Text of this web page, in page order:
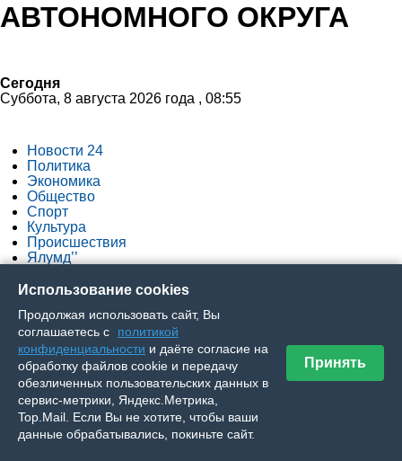
АВТОНОМНОГО ОКРУГА
Сегодня
Суббота, 8 августа 2026 года , 08:55
Новости 24
Политика
Экономика
Общество
Спорт
Культура
Происшествия
Ялумд’’
Вы здесь
Главная
Выпуск № 118 (21748) от 25 октября 2025 г.
Разных народов большая семья
Использование cookies
Продолжая использовать сайт, Вы
соглашаетесь с
политикой
конфиденциальности и даёте согласие на
обработку файлов cookie и передачу
обезличенных пользовательских данных в
сервис-метрики, Яндекс.Метрика,
Top.Mail. Если Вы не хотите, чтобы ваши
данные обрабатывались, покиньте сайт.
Принять